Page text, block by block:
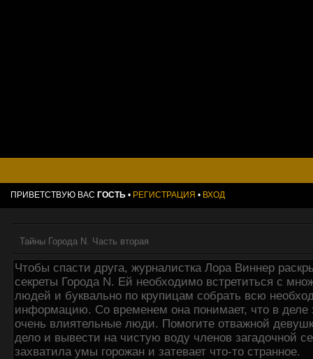
ПРИВЕТСТВУЮ ВАС ГОСТЬ • РЕГИСТРАЦИЯ • ВХОД
Тайны Города N. Часть вторая
Чтобы спасти друга, журналистка Лора Виннер
секреты Города N. Ей необходимо встретиться с
людей и буквально по крупицам собрать всю
информацию. Со временем она понимает, что в
очень влиятельные люди. Помогите отважной
дело и вывести на чистую воду членов загадочной
захватила умы горожан и затевает что-то странное.